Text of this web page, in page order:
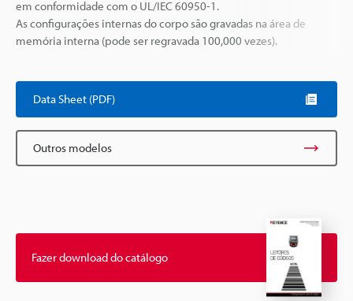
em conformidade com o UL/IEC 60950-1.
As configurações internas do corpo são gravadas na área de
memória interna (pode ser regravada 100,000 vezes).
Data Sheet (PDF)
Outros modelos
Fazer download do catálogo